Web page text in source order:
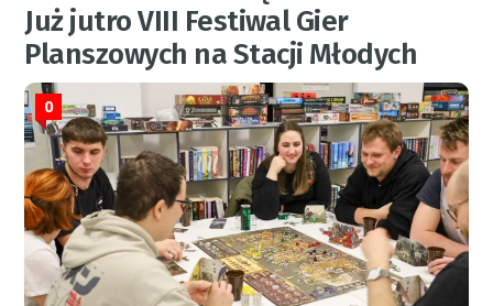
Już jutro VIII Festiwal Gier
Planszowych na Stacji Młodych
0